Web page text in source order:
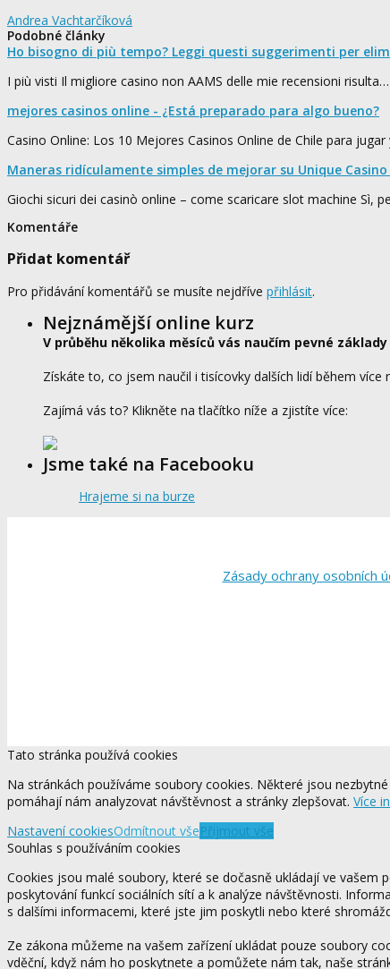
Andrea Vachtarčíková
Podobné články
Ho bisogno di più tempo? Leggi questi suggerimenti per
I più visti Il migliore casino non AAMS delle mie recensioni risulta…
mejores casinos online - ¿Está preparado para algo bueno?
Casino Online: Los 10 Mejores Casinos Online de Chile para
Maneras ridículamente simples de mejorar su Unique
Giochi sicuri dei casinò online – come scaricare slot machine Sì,
Komentáře
Přidat komentář
Pro přidávání komentářů se musíte nejdříve přihlásit.
Nejznámější online kurz
V průběhu několika měsíců vás naučím pevné
Získáte to, co jsem naučil i tisícovky dalších lidí během více
Zajímá vás to? Klikněte na tlačítko níže a zjistíte více:
Jsme také na Facebooku
Hrajeme si na burze
Zásady ochrany osobních
Tato stránka používá cookies
Na stránkách používáme soubory cookies. Některé jsou
pomáhají nám analyzovat návštěvnost a stránky zlepšovat. Více
Nastavení cookiesOdmítnout všePřijmout vše
Souhlas s používáním cookies
Cookies jsou malé soubory, které se dočasně ukládají ve vašem
poskytování funkcí sociálních sítí a k analýze návštěvnosti.
s dalšími informacemi, které jste jim poskytli nebo které
Ze zákona můžeme na vašem zařízení ukládat pouze soubory
vděční, když nám ho poskytnete a pomůžete nám tak, naše